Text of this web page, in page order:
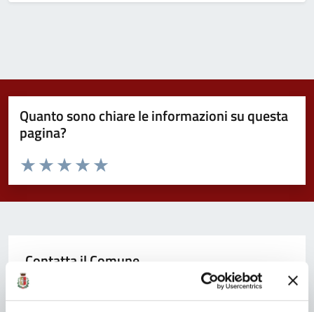
Quanto sono chiare le informazioni su questa
pagina?
Valuta da 1 a 5 stelle la pagina
Valuta 5 stelle su 5
Valuta 4 stelle su 5
Valuta 3 stelle su 5
Valuta 2 stelle su 5
Valuta 1 stelle su 5
Contatta il Comune